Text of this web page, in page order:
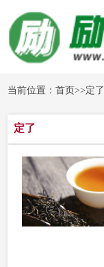
当前位置：首页>>定了
定了